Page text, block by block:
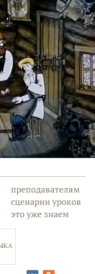
преподавателям
сценарии уроков
это уже знаем